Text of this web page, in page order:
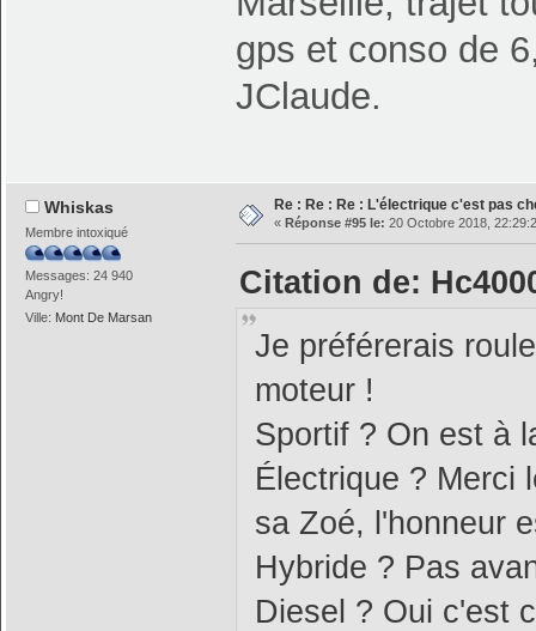
gps et conso de
JClaude.
Whiskas
Membre intoxiqué
Messages: 24 940
Angry!
Ville: Mont De Marsan
Re : Re : Re : L'électrique c'est pas
« Réponse #95 le: 20 Octobre 2018,
Citation de:
Je préférerais
moteur !
Sportif ? On est à
Électrique ? Merci
sa Zoé, l'honneur
Hybride ? Pas
Diesel ? Oui c'est